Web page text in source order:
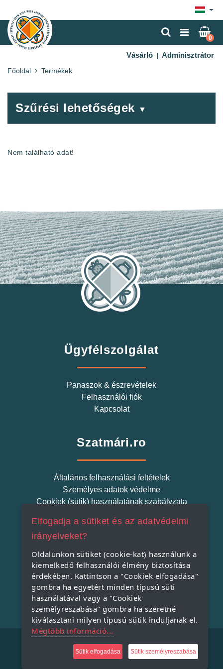
×
0
Vásárló | Adminisztrátor
Főoldal Termékek
Szűrési lehetőségek ▼
Nem található adat!
Ügyfélszolgálat
Panaszok & észrevételek
Felhasználói fiók
Kapcsolat
Szatmári.ro
Általános felhasználási feltételek
Személyes adatok védelme
Cookiek (sütik) használatának szabályzata
Szatmári Termék
Miért indítjuk el a Szatmári Termék projektet?
Miért vásároljunk helyi terméket?
A Szatmári Termék védjegy rendszer
Copyright © 2021, All Rights Reserved.
Elfogadja a sütiket és az adatvédelmi
irányelveket?
Oldalunkon sütiket (cookie-kat) használunk a
kiemelkedő felhasználói élmény biztosítása
érdekében. Kattintson a "Cookiek elfogadása"
gombra ha egyetért minden típusú süti
használatával vagy a "Cookiek
személyreszabása" gombra ha szeretné
kiválasztani milyen típusú sütik induljanak el.
Mégtöbb információ...
Sütik elfogadása Sütik személyreszabása